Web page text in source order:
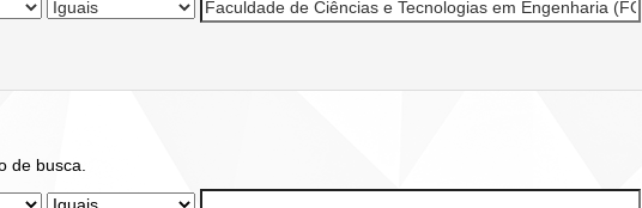
de busca.